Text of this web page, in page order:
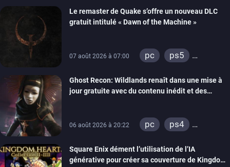
Le remaster de Quake s’offre un nouveau DLC
gratuit intitulé « Dawn of the Machine »
07 août 2026 à 07:00 pc
ps5
switch
ps4
xbox one
Ghost Recon: Wildlands renaît dans une mise à
jour gratuite avec du contenu inédit et des
06 août 2026 à 20:22 pc
ps4
Square Enix dément l’utilisation de l’IA
générative pour créer sa couverture de Kingdom